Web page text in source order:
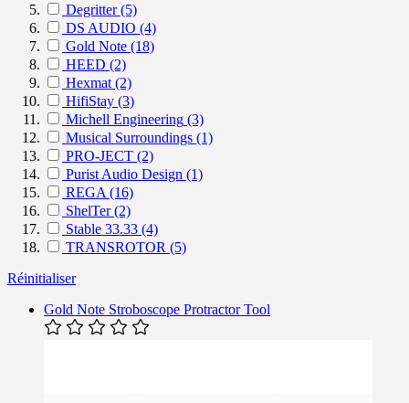
Degritter (5)
DS AUDIO (4)
Gold Note (18)
HEED (2)
Hexmat (2)
HifiStay (3)
Michell Engineering (3)
Musical Surroundings (1)
PRO-JECT (2)
Purist Audio Design (1)
REGA (16)
ShelTer (2)
Stable 33.33 (4)
TRANSROTOR (5)
Réinitialiser
Gold Note Stroboscope Protractor Tool